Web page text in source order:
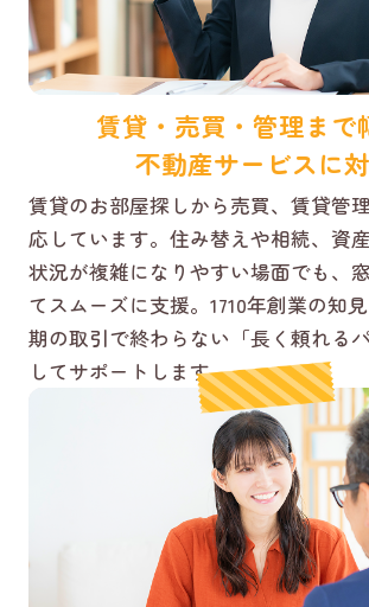
賃貸・売買・管理まで
不動産サービスに
賃貸のお部屋探しから売買、賃貸管
応しています。住み替えや相続、資産
状況が複雑になりやすい場面でも、
てスムーズに支援。1710年創業の知
期の取引で終わらない「長く頼れる
してサポートします。